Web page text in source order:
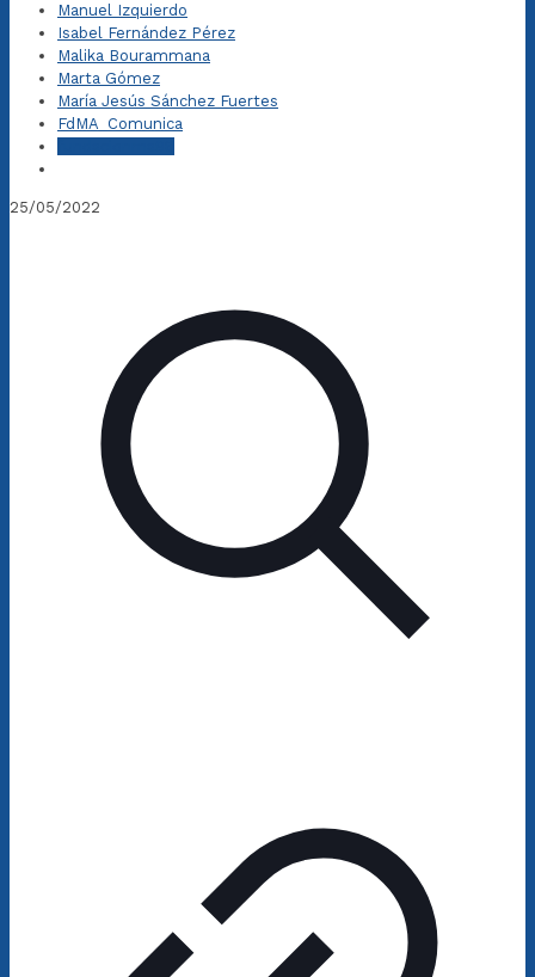
Manuel Izquierdo
Isabel Fernández Pérez
Malika Bourammana
Marta Gómez
María Jesús Sánchez Fuertes
FdMA_Comunica
25/05/2022